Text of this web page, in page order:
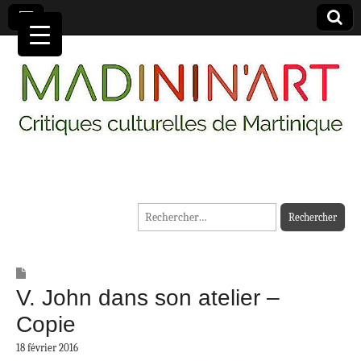
MADININ'ART
Rechercher :
V. John dans son atelier –
Copie
18 février 2016